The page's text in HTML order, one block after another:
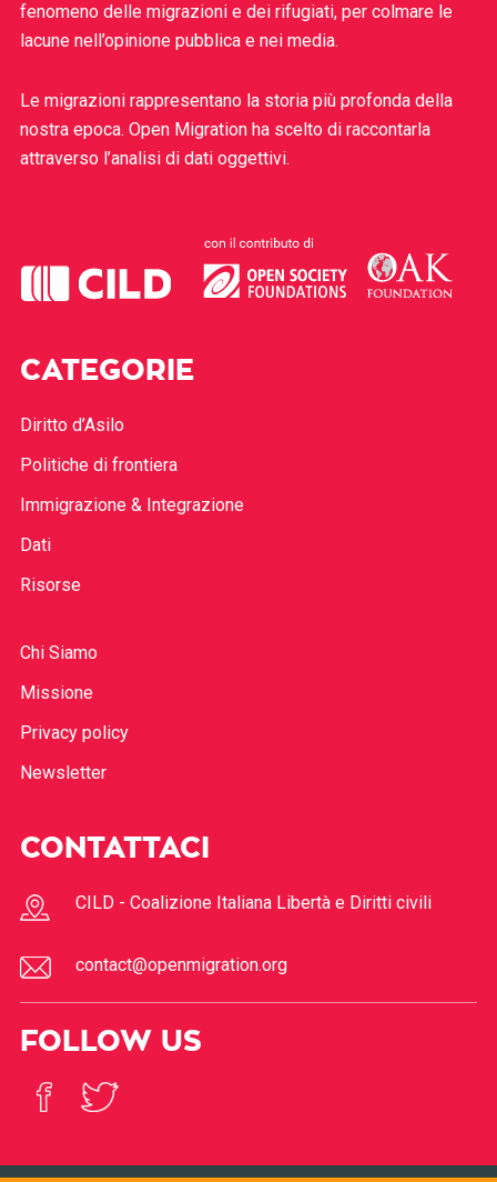
fenomeno delle migrazioni e dei rifugiati, per colmare le
lacune nell’opinione pubblica e nei media.
Le migrazioni rappresentano la storia più profonda della
nostra epoca. Open Migration ha scelto di raccontarla
attraverso l’analisi di dati oggettivi.
CATEGORIE
Diritto d’Asilo
Politiche di frontiera
Immigrazione & Integrazione
Dati
Risorse
Chi Siamo
Missione
Privacy policy
Newsletter
CONTATTACI
CILD - Coalizione Italiana Libertà e Diritti civili
contact@openmigration.org
FOLLOW US